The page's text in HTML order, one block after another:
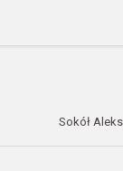
Sokół